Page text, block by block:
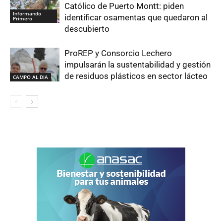
Informando
Primero
Católico de Puerto Montt: piden
identificar osamentas que quedaron al
descubierto
CAMPO AL DIA
ProREP y Consorcio Lechero
impulsarán la sustentabilidad y gestión
de residuos plásticos en sector lácteo